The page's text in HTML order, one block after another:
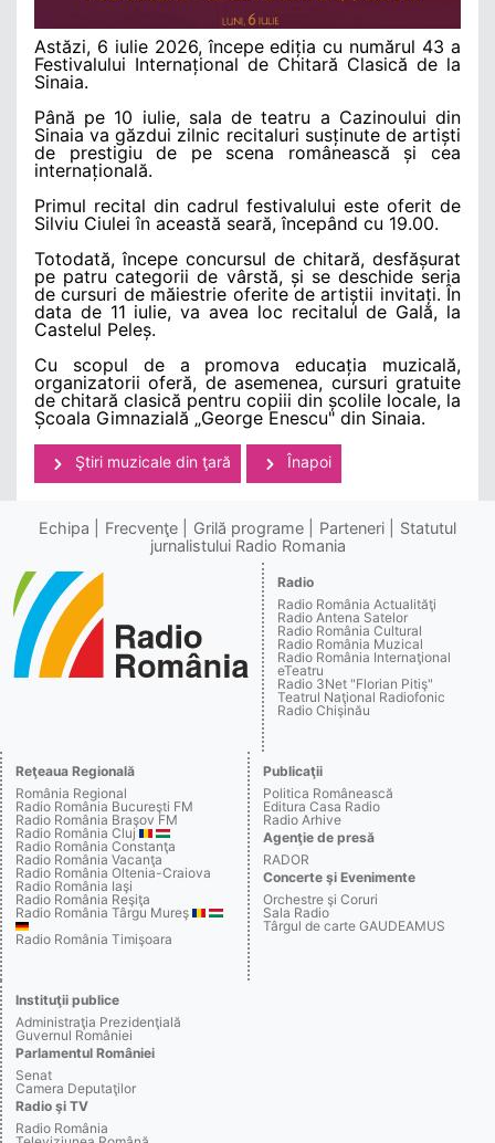
Astăzi, 6 iulie 2026, începe ediția cu numărul 43 a
Festivalului Internațional de Chitară Clasică de la
Sinaia.
Până pe 10 iulie, sala de teatru a Cazinoului din
Sinaia va găzdui zilnic recitaluri susținute de artiști
de prestigiu de pe scena românească și cea
internațională.
Primul recital din cadrul festivalului este oferit de
Silviu Ciulei în această seară, începând cu 19.00.
Totodată, începe concursul de chitară, desfășurat
pe patru categorii de vârstă, și se deschide seria
de cursuri de măiestrie oferite de artiștii invitați. În
data de 11 iulie, va avea loc recitalul de Gală, la
Castelul Peleș.
Cu scopul de a promova educația muzicală,
organizatorii oferă, de asemenea, cursuri gratuite
de chitară clasică pentru copiii din școlile locale, la
Școala Gimnazială „George Enescu" din Sinaia.
Ştiri muzicale din ţară Înapoi
Echipa Frecvenţe Grilă programe Parteneri
Statutul
jurnalistului Radio Romania
Radio
Radio România Actualităţi
Radio Antena Satelor
Radio România Cultural
Radio România Muzical
Radio România Internaţional
eTeatru
Radio 3Net "Florian Pitiş"
Teatrul Naţional Radiofonic
Radio Chişinău
Reţeaua Regională
România Regional
Radio România Bucureşti FM
Radio România Braşov FM
Radio România Cluj
Radio România Constanţa
Radio România Vacanţa
Radio România Oltenia-Craiova
Radio România Iaşi
Radio România Reşiţa
Radio România Târgu Mureş
Radio România Timişoara
Publicaţii
Politica Românească
Editura Casa Radio
Radio Arhive
Agenţie de presă
RADOR
Concerte şi Evenimente
Orchestre şi Coruri
Sala Radio
Târgul de carte GAUDEAMUS
Instituţii publice
Administraţia Prezidenţială
Guvernul României
Parlamentul României
Senat
Camera Deputaţilor
Radio şi TV
Radio România